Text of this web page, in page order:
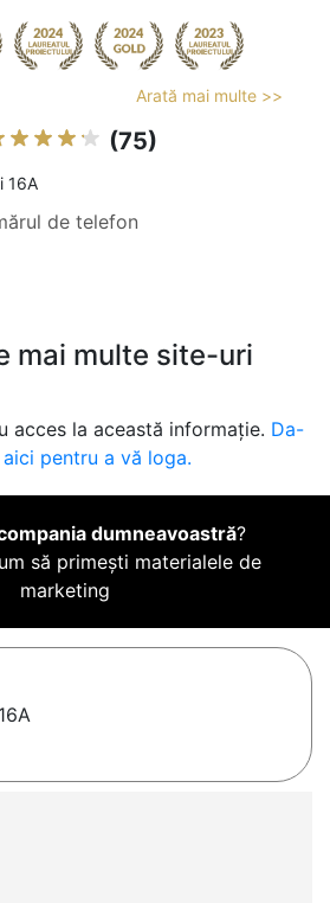
Arată mai multe >>
(75)
16A
de telefon
mai multe site-uri
acces la această informație. Da-
pentru a vă loga.
dumneavoastră?
să primești materialele de
marketing